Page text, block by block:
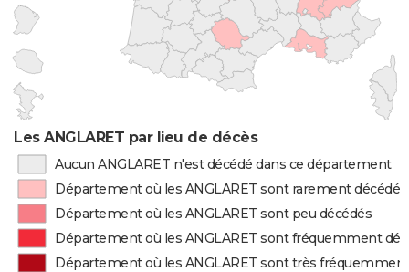
Les ANGLARET par lieu de décès
Aucun ANGLARET n'est décédé dans ce département
Département où les ANGLARET sont rarement décédés
Département où les ANGLARET sont peu décédés
Département où les ANGLARET sont fréquemment
Département où les ANGLARET sont très